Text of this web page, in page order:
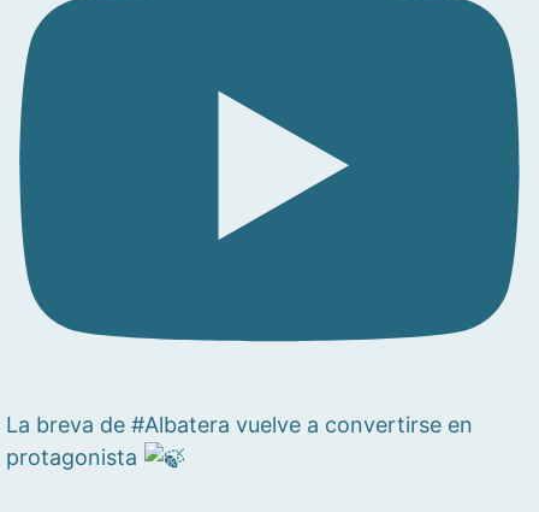
La breva de #Albatera vuelve a convertirse en
protagonista